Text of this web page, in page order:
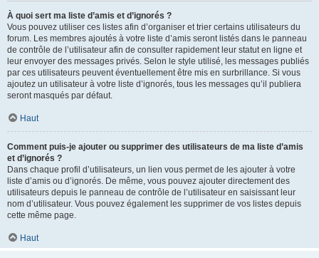
À quoi sert ma liste d’amis et d’ignorés ?
Vous pouvez utiliser ces listes afin d’organiser et trier certains utilisateurs du
forum. Les membres ajoutés à votre liste d’amis seront listés dans le panneau
de contrôle de l’utilisateur afin de consulter rapidement leur statut en ligne et
leur envoyer des messages privés. Selon le style utilisé, les messages publiés
par ces utilisateurs peuvent éventuellement être mis en surbrillance. Si vous
ajoutez un utilisateur à votre liste d’ignorés, tous les messages qu’il publiera
seront masqués par défaut.
Haut
Comment puis-je ajouter ou supprimer des utilisateurs de ma liste d’amis
et d’ignorés ?
Dans chaque profil d’utilisateurs, un lien vous permet de les ajouter à votre
liste d’amis ou d’ignorés. De même, vous pouvez ajouter directement des
utilisateurs depuis le panneau de contrôle de l’utilisateur en saisissant leur
nom d’utilisateur. Vous pouvez également les supprimer de vos listes depuis
cette même page.
Haut